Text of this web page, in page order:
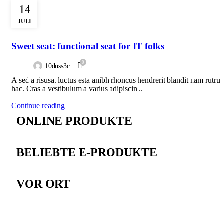
14
JULI
FURNITURE
Sweet seat: functional seat for IT folks
10dnss3c 0
A sed a risusat luctus esta anibh rhoncus hendrerit blandit nam
hac. Cras a vestibulum a varius adipiscin...
Continue reading
ONLINE PRODUKTE
BELIEBTE E-PRODUKTE
VOR ORT